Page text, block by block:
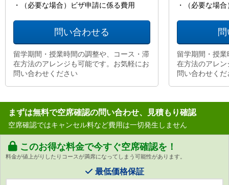
・（必要な場合）ビザ申請に係る費用
問い合わせる
留学期間・授業時間の調整や、コース・滞
在方法のアレンジも可能です。お気軽にお
問い合わせください
・（必要な場
留学期間・授
在方法のアレ
問い合わせくだ
まずは無料で空席確認の問い合わせ、見積もり確認
空席確認ではキャンセル料など費用は一切発生しません
このお得な料金で今すぐ空席確認を！
料金が値上がりしたりコースが満席になってしまう可能性があります。
最低価格保証